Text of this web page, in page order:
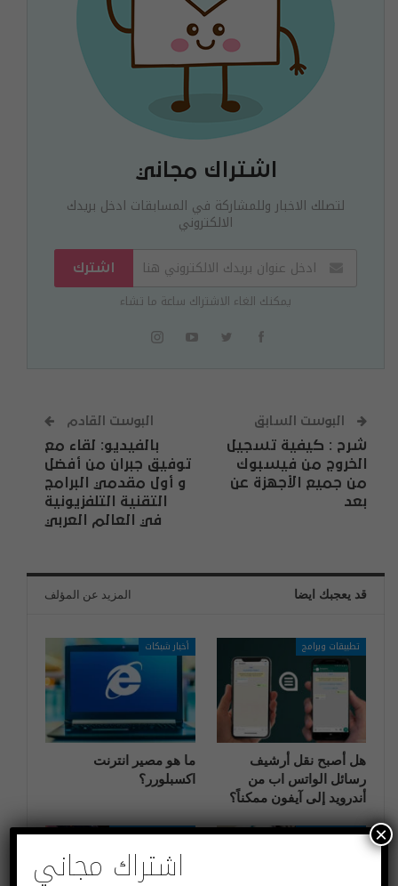
اشتراك مجاني
لتصلك الاخبار وللمشاركة في المسابقات ادخل بريدك
الالكتروني
اشترك
يمكنك الغاء الاشتراك ساعة ما تشاء
البوست السابق
شرح : كيفية تسجيل
الخروج من فيسبوك
من جميع الأجهزة عن
بعد
البوست القادم
بالفيديو: لقاء مع
توفيق جبران من أفضل
و أول مقدمي البرامج
التقنية التلفزيونية
في العالم العربي
قد يعجبك ايضا المزيد عن المؤلف
تطبيقات وبرامج
هل أصبح نقل أرشيف
رسائل الواتس اب من
أندرويد إلى آيفون ممكناً؟
أخبار شبكات
ما هو مصير انترنت
اكسبلورر؟
تطبيقات وبرامج اختراعات وتكنولوجيا
اشتراك مجاني
×